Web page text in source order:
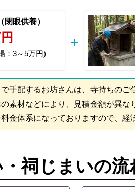
閉眼供養）
：3～5万円)
手配するお坊さんは、寺持ちの
素材などにより、見積金額が異な
金体系になっておりますので、経
祠じまいの流